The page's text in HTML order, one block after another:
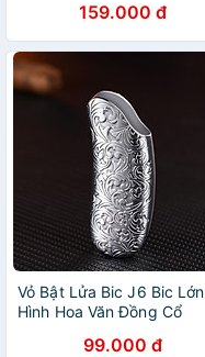
159.000 đ
Vỏ Bật Lửa Bic J6 Bic Lớn
Hình Hoa Văn Đồng Cổ
99.000 đ